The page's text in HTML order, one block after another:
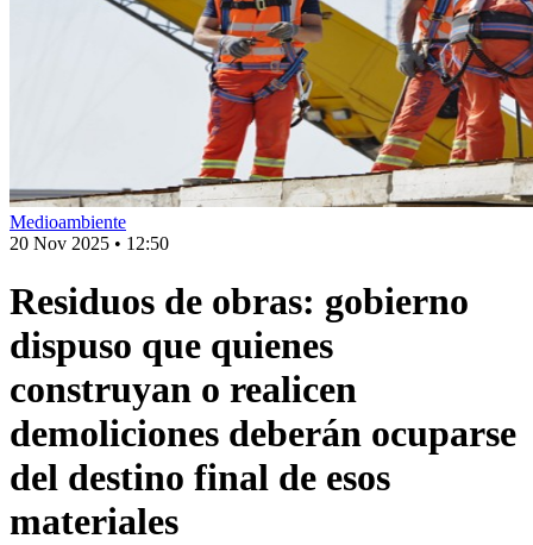
Medioambiente
20 Nov 2025 • 12:50
Residuos de obras: gobierno
dispuso que quienes
construyan o realicen
demoliciones deberán ocuparse
del destino final de esos
materiales